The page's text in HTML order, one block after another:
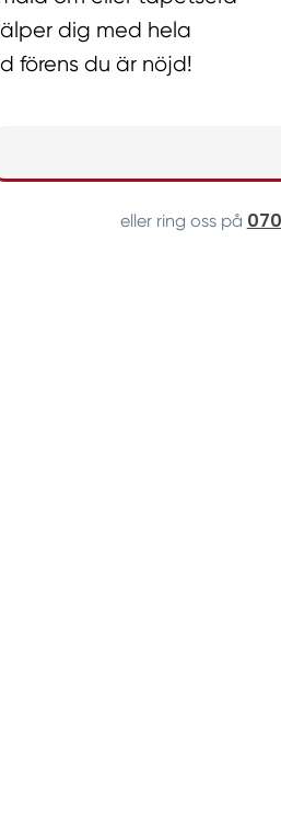
dig med hela
förens du är nöjd!
eller ring oss på